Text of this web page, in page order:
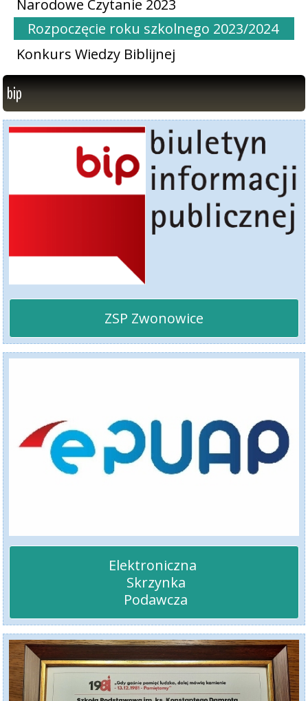
Narodowe Czytanie 2023
Rozpoczęcie roku szkolnego 2023/2024
Konkurs Wiedzy Biblijnej
bip
ZSP Zwonowice
Elektroniczna
Podawcza